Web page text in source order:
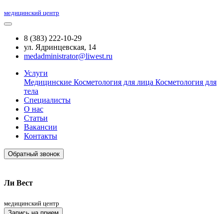
медицинский центр
8 (383) 222-10-29
ул. Ядринцевская, 14
medadministrator@liwest.ru
Услуги
Медицинские Косметология для лица Косметология для
тела
Специалисты
О нас
Статьи
Вакансии
Контакты
Обратный звонок
Ли Вест
медицинский центр